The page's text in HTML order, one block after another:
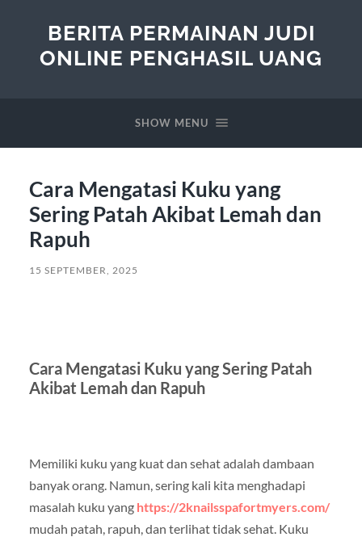
BERITA PERMAINAN JUDI
ONLINE PENGHASIL UANG
SHOW MENU
Cara Mengatasi Kuku yang
Sering Patah Akibat Lemah dan
Rapuh
15 SEPTEMBER, 2025
Cara Mengatasi Kuku yang Sering Patah
Akibat Lemah dan Rapuh
Memiliki kuku yang kuat dan sehat adalah dambaan
banyak orang. Namun, sering kali kita menghadapi
masalah kuku yang https://2knailsspafortmyers.com/
mudah patah, rapuh, dan terlihat tidak sehat. Kuku